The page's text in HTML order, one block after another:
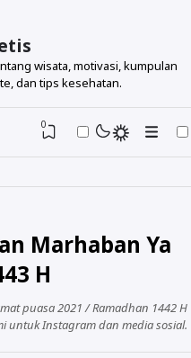
wisata, motivasi, kumpulan
dan tips kesehatan.
0
Marhaban Ya
H
puasa 2021 / Ramadhan 1442 H
untuk Instagram dan media sosial.